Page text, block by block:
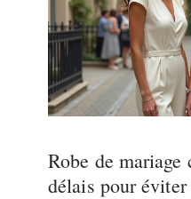
Robe de
délais pour